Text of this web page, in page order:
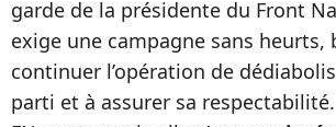
garde de la présidente du Front
exige une campagne sans heurts,
continuer l’opération de
parti et à assurer sa